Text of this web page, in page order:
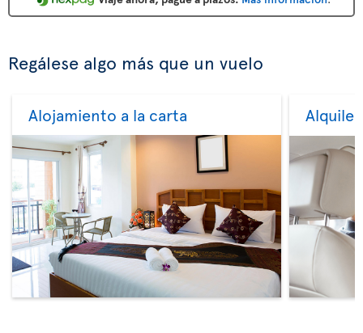
Regálese algo más que un vuelo
Alojamiento a la carta